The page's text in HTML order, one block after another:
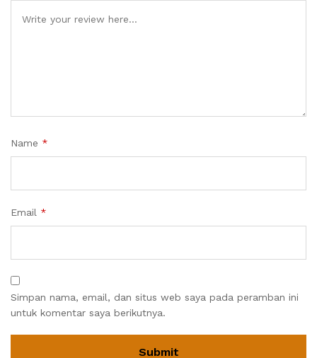
Name *
Email *
Simpan nama, email, dan situs web saya pada peramban ini
untuk komentar saya berikutnya.